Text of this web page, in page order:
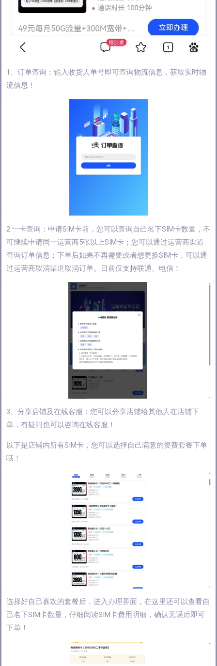
1、订单查询：输入收货人单号即可查询物流信息，获取实时物
流信息！
2.一卡查询：申请SIM卡前，您可以查询自己名下SIM卡数量，不
可继续申请同一运营商5张以上SIM卡；您可以通过运营商渠道
查询订单信息；下单后如果不再需要或者想更换SIM卡，可以通
过运营商取消渠道取消订单。目前仅支持联通、电信！
3、分享店铺及在线客服：您可以分享店铺给其他人在店铺下
单，有疑问也可以咨询在线客服！
以下是店铺内所有SIM卡，您可以选择自己满意的资费套餐下单
哦！
选择好自己喜欢的套餐后，进入办理界面，在这里还可以查看自
己名下SIM卡数量，仔细阅读SIM卡费用明细，确认无误后即可
下单！